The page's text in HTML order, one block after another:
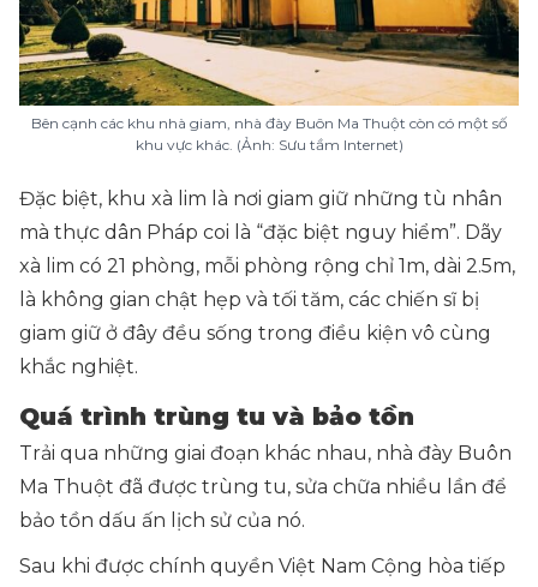
Bên cạnh các khu nhà giam, nhà đày Buôn Ma Thuột còn có một số
khu vực khác. (Ảnh: Sưu tầm Internet)
Đặc biệt, khu xà lim là nơi giam giữ những tù nhân
mà thực dân Pháp coi là “đặc biệt nguy hiểm”. Dãy
xà lim có 21 phòng, mỗi phòng rộng chỉ 1m, dài 2.5m,
là không gian chật hẹp và tối tăm, các chiến sĩ bị
giam giữ ở đây đều sống trong điều kiện vô cùng
khắc nghiệt.
Quá trình trùng tu và bảo tồn
Trải qua những giai đoạn khác nhau, nhà đày Buôn
Ma Thuột đã được trùng tu, sửa chữa nhiều lần để
bảo tồn dấu ấn lịch sử của nó.
Sau khi được chính quyền Việt Nam Cộng hòa tiếp